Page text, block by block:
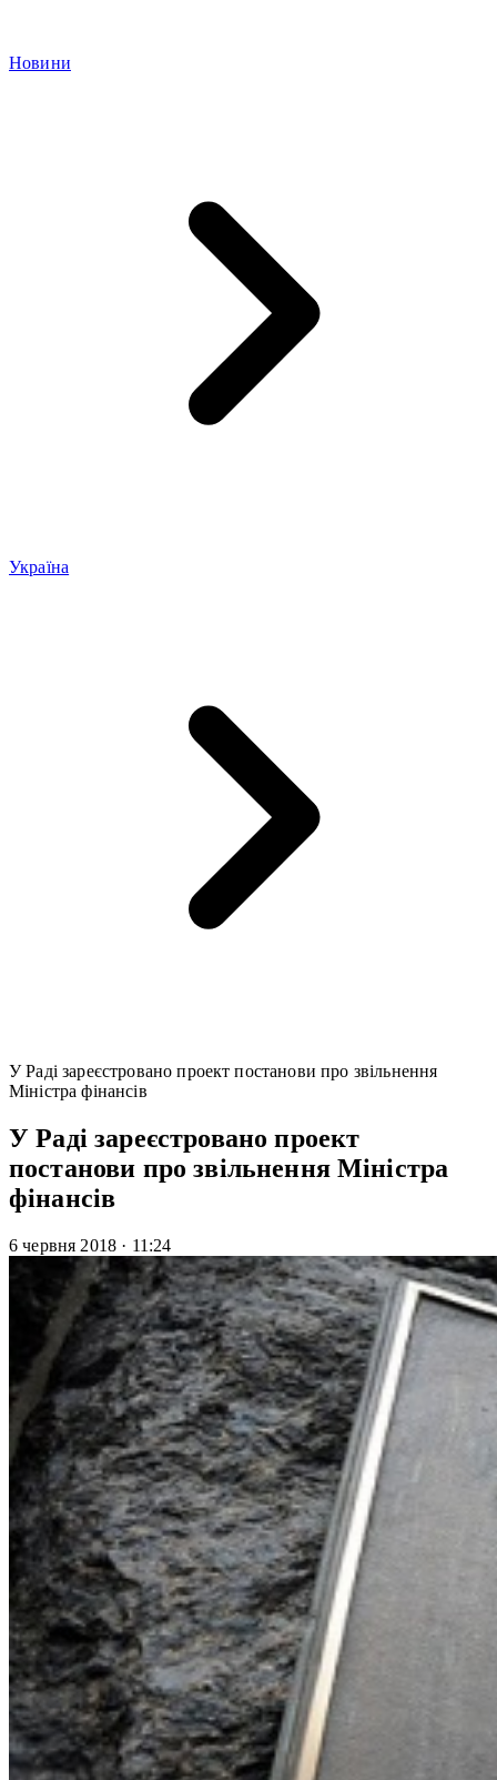
Новини
Україна
У Раді зареєстровано проект постанови про звільнення
Міністра фінансів
У Раді зареєстровано проект
постанови про звільнення Міністра
фінансів
6 червня 2018 · 11:24